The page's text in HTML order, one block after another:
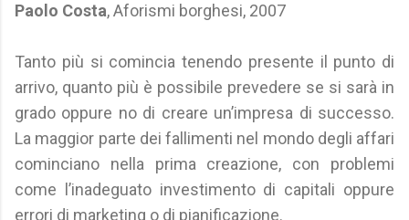
Paolo Costa, Aforismi borghesi, 2007
Tanto più si comincia tenendo presente il punto di
arrivo, quanto più è possibile prevedere se si sarà in
grado oppure no di creare un’impresa di successo.
La maggior parte dei fallimenti nel mondo degli affari
cominciano nella prima creazione, con problemi
come l’inadeguato investimento di capitali oppure
errori di marketing o di pianificazione.